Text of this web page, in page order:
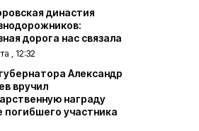
династия
дорога нас связала
, 12:32
Александр
вручил
награду
погибшего участника